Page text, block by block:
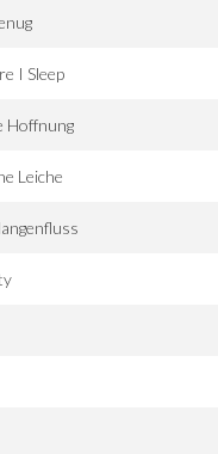
I Sleep
Hoffnung
Leiche